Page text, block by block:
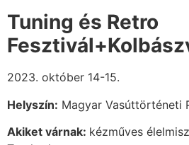
Tuning és Retro
2023. október 14-15.
Helyszín: Magyar Vasúttörténeti
Akiket várnak: kézműves